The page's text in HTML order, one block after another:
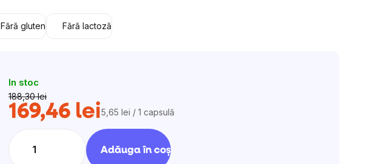
din
Fără gluten Fără lactoză
In stoc
188,30 lei
169,46 leiEvaluare
preţ:
5,65 lei / 1 capsulă
Adăuga în coş